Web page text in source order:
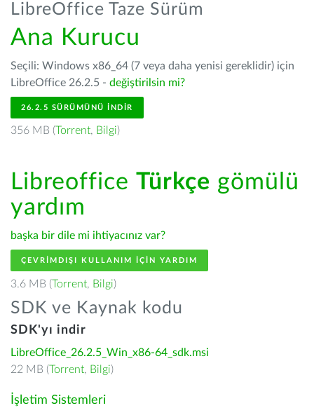
LibreOffice Taze Sürüm
Ana Kurucu
Seçili: Windows x86_64 (7 veya daha yenisi gereklidir) için
LibreOffice 26.2.5 - değiştirilsin mi?
26.2.5 SÜRÜMÜNÜ İNDIR
356 MB (Torrent, Bilgi)
Libreoffice Türkçe gömülü
yardım
başka bir dile mi ihtiyacınız var?
ÇEVRIMDIŞI KULLANIM IÇIN YARDIM
3.6 MB (Torrent, Bilgi)
SDK ve Kaynak kodu
SDK'yı indir
LibreOffice_26.2.5_Win_x86-64_sdk.msi
22 MB (Torrent, Bilgi)
İşletim Sistemleri